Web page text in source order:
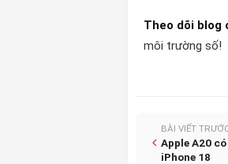
Theo dõi blog
môi trường số!
BÀI VIẾT
Apple A20
iPhone 18